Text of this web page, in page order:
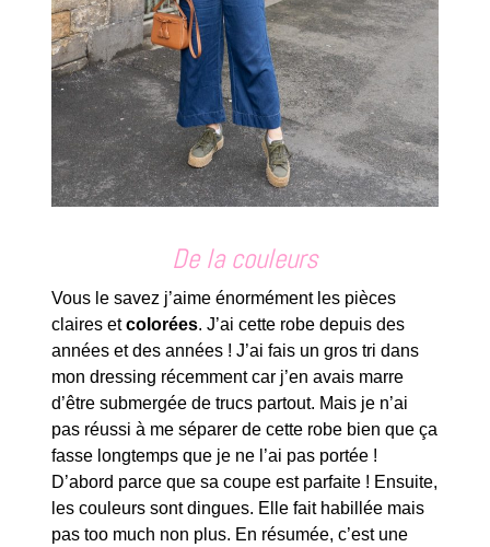
De la couleurs
Vous le savez j’aime énormément les pièces
claires etcolorées. J’ai cette robe depuis des
années et des années ! J’ai fais un gros tri dans
mon dressing récemment car j’en avais marre
d’être submergée de trucs partout. Mais je n’ai
pas réussi à me séparer de cette robe bien que ça
fasse longtemps que je ne l’ai pas portée !
D’abord parce que sa coupe est parfaite ! Ensuite,
les couleurs sont dingues. Elle fait habillée mais
pas too much non plus. En résumée, c’est une